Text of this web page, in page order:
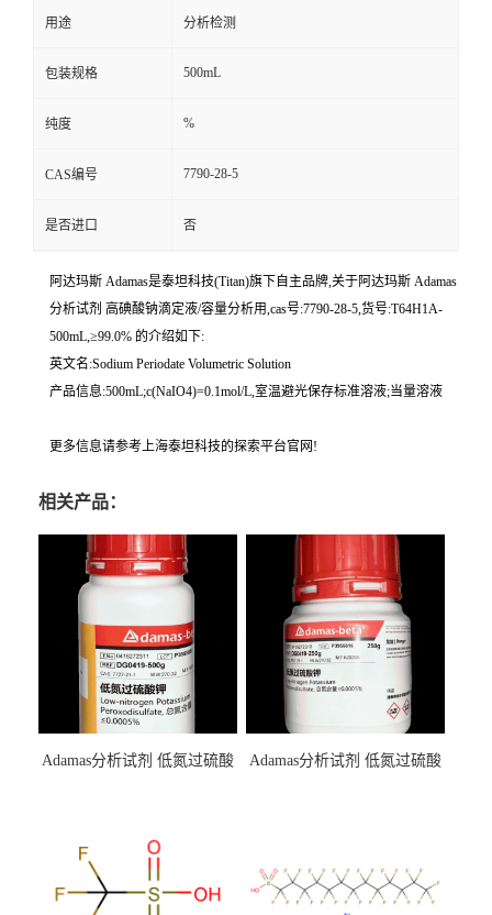
用途 分析检测
包装规格 500mL
纯度 %
CAS编号 7790-28-5
是否进口 否
阿达玛斯 Adamas是泰坦科技(Titan)旗下自主品牌,关于阿达玛斯 Adamas
分析试剂 高碘酸钠滴定液/容量分析用,cas号:7790-28-5,货号:T64H1A-
500mL,≥99.0% 的介绍如下:
英文名:Sodium Periodate Volumetric Solution
产品信息:500mL;c(NaIO4)=0.1mol/L,室温避光保存标准溶液;当量溶液
更多信息请参考上海泰坦科技的探索平台官网!
相关产品：
Adamas分析试剂 低氮过硫酸
（泰坦现货供应）
Adamas分析试剂 低氮过硫酸